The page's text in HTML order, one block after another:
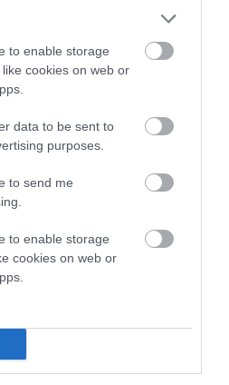
to enable storage
cookies on web or
data to be sent to
purposes.
to send me
to enable storage
cookies on web or
στην Άνδρο –
τον 19ο αιώνα μέχρι
την δεκαετία του 1970
2026
ΚΟΡΘΙΟΥ: Όταν η
γίνεται μνήμη
2026
ΓΙΑ ΤΟΝ
Η φέρουσα